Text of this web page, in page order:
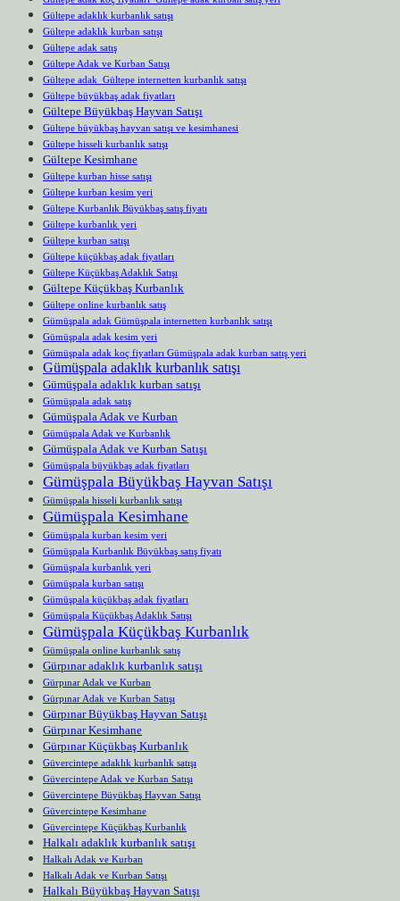
Gültepe adaklık kurbanlık satışı
Gültepe adaklık kurban satışı
Gültepe adak satış
Gültepe Adak ve Kurban Satışı
Gültepe adak Gültepe internetten kurbanlık satışı
Gültepe büyükbaş adak fiyatları
Gültepe Büyükbaş Hayvan Satışı
Gültepe büyükbaş hayvan satışı ve kesimhanesi
Gültepe hisseli kurbanlık satışı
Gültepe Kesimhane
Gültepe kurban hisse satışı
Gültepe kurban kesim yeri
Gültepe Kurbanlık Büyükbaş satış fiyatı
Gültepe kurbanlık yeri
Gültepe kurban satışı
Gültepe küçükbaş adak fiyatları
Gültepe Küçükbaş Adaklık Satışı
Gültepe Küçükbaş Kurbanlık
Gültepe online kurbanlık satış
Gümüşpala adak Gümüşpala internetten kurbanlık satışı
Gümüşpala adak kesim yeri
Gümüşpala adak koç fiyatları Gümüşpala adak kurban satış yeri
Gümüşpala adaklık kurbanlık satışı
Gümüşpala adaklık kurban satışı
Gümüşpala adak satış
Gümüşpala Adak ve Kurban
Gümüşpala Adak ve Kurbanlık
Gümüşpala Adak ve Kurban Satışı
Gümüşpala büyükbaş adak fiyatları
Gümüşpala Büyükbaş Hayvan Satışı
Gümüşpala hisseli kurbanlık satışı
Gümüşpala Kesimhane
Gümüşpala kurban kesim yeri
Gümüşpala Kurbanlık Büyükbaş satış fiyatı
Gümüşpala kurbanlık yeri
Gümüşpala kurban satışı
Gümüşpala küçükbaş adak fiyatları
Gümüşpala Küçükbaş Adaklık Satışı
Gümüşpala Küçükbaş Kurbanlık
Gümüşpala online kurbanlık satış
Gürpınar adaklık kurbanlık satışı
Gürpınar Adak ve Kurban
Gürpınar Adak ve Kurban Satışı
Gürpınar Büyükbaş Hayvan Satışı
Gürpınar Kesimhane
Gürpınar Küçükbaş Kurbanlık
Güvercintepe adaklık kurbanlık satışı
Güvercintepe Adak ve Kurban Satışı
Güvercintepe Büyükbaş Hayvan Satışı
Güvercintepe Kesimhane
Güvercintepe Küçükbaş Kurbanlık
Halkalı adaklık kurbanlık satışı
Halkalı Adak ve Kurban
Halkalı Adak ve Kurban Satışı
Halkalı Büyükbaş Hayvan Satışı